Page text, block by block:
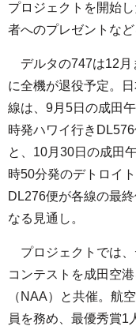
プロジェクトを開始
者へのプレゼントな
デルタの747は12月
に全機が退役予定。
線は、9月5日の成田
時発ハワイ行きDL576
と、10月30日の成田
時50分発のデトロイ
DL276便が各線の最終
なる見通し。
プロジェクトでは、
コンテストを成田空
（NAA）と共催。航
員を務め、最優秀賞1